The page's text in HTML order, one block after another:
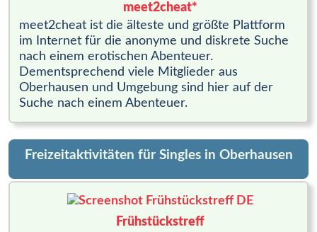
meet2cheat*
meet2cheat ist die älteste und größte Plattform
im Internet für die anonyme und diskrete Suche
nach einem erotischen Abenteuer.
Dementsprechend viele Mitglieder aus
Oberhausen und Umgebung sind hier auf der
Suche nach einem Abenteuer.
Freizeitaktivitäten für Singles in Oberhausen
Frühstückstreff